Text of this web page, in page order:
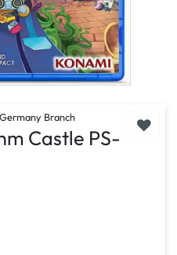
Branch
Castle PS-